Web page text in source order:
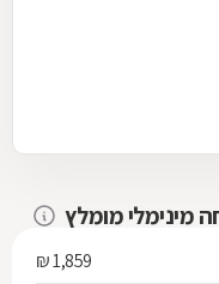
מינימלי מומלץ
1,859 ₪